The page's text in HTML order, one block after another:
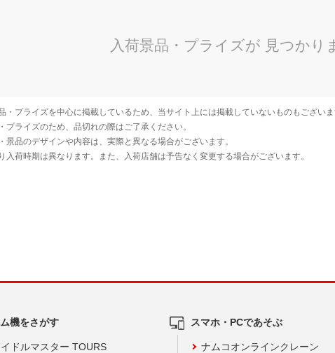
機をさがす
ドルマスター TOURS
スマホ・PCであそぶ
ナムコオンラインクレーン